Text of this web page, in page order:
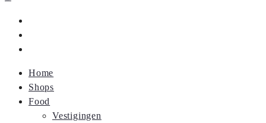
Home
Shops
Food
Vestigingen